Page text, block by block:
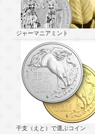
ジャーマニアミント
干支（えと）で選ぶコイン